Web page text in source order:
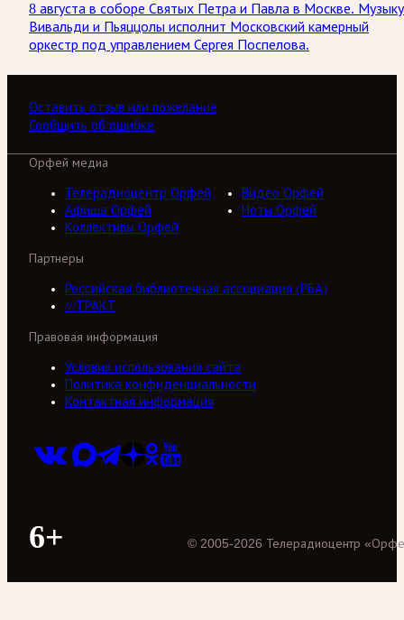
8 августа в соборе Святых Петра и Павла в Москве. Музыку
Вивальди и Пьяццолы исполнит Московский камерный
оркестр под управлением Сергея Поспелова.
Оставить отзыв или пожелание
Сообщить об ошибке
Орфей медиа
Телерадиоцентр Орфей
Видео Орфей
Афиша Орфей
Ноты Орфей
Коллективы Орфей
Партнеры
Российская библиотечная ассоциация (РБА)
///ТРАКТ
Правовая информация
Условия использования сайта
Политика конфиденциальности
Контактная информация
6+ © 2005-2026 Телерадиоцентр